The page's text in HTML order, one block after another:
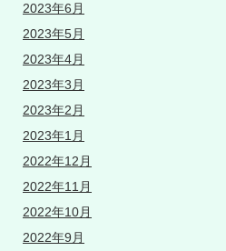
2023年6月
2023年5月
2023年4月
2023年3月
2023年2月
2023年1月
2022年12月
2022年11月
2022年10月
2022年9月